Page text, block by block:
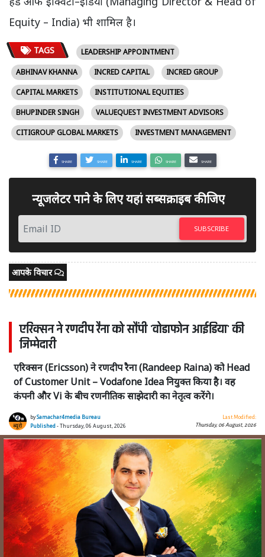
Equity – India) भी शामिल है।
TAGS
LEADERSHIP APPOINTMENT
ABHINAV KHANNA
INCRED CAPITAL
INCRED GROUP
CAPITAL MARKETS
INSTITUTIONAL EQUITIES
BHUPINDER SINGH
VALUEQUEST INVESTMENT ADVISORS
CITIGROUP GLOBAL MARKETS
INVESTMENT MANAGEMENT
SHARE SHARE SHARE SHARE SHARE
न्यूजलेटर पाने के लिए यहां सब्सक्राइब कीजिए
SUBSCRIBE
आपके विचार
एरिक्सन ने रणदीप रैना को सौंपी 'वोडाफोन आईडिया' की
जिम्मेदारी
एरिक्सन (Ericsson) ने रणदीप रैना (Randeep Raina) को Head
of Customer Unit – Vodafone Idea नियुक्त किया है। वह
कंपनी और Vi के बीच रणनीतिक साझेदारी का नेतृत्व करेंगे।
bySamachar4media Bureau
Published - Thursday, 06 August, 2026
Last Modified:
Thursday, 06 August, 2026